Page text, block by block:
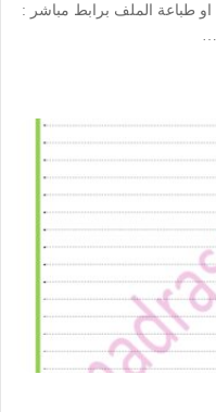
او طباعة الملف برابط مباشر :